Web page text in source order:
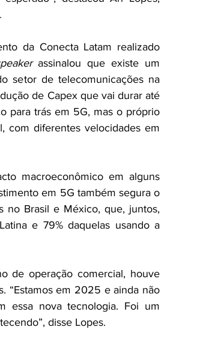
da Conecta Latam realizado
assinalou que existe um
setor de telecomunicações na
de Capex que vai durar até
para trás em 5G, mas o próprio
com diferentes velocidades em
macroeconômico em alguns
em 5G também segura o
no Brasil e México, que, juntos,
e 79% daquelas usando a
de operação comercial, houve
“Estamos em 2025 e ainda não
essa nova tecnologia. Foi um
disse Lopes.